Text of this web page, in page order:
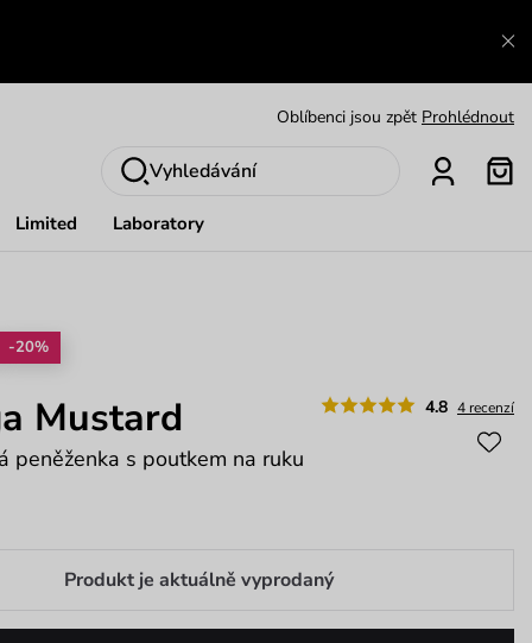
Limited Laboratory
Nech se inspirovat Ukázat
Vyhledávání
-20%
4.8 4 recenzí
Mustard
peněženka s poutkem na ruku
Produkt je aktuálně vyprodaný